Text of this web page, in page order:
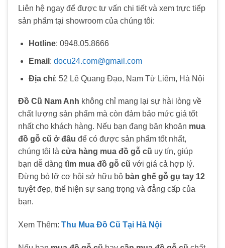
Liên hệ ngay để được tư vấn chi tiết và xem trực tiếp
sản phẩm tại showroom của chúng tôi:
Hotline: 0948.05.8666
Email : docu24.com@gmail.com
Địa chỉ: 52 Lê Quang Đạo, Nam Từ Liêm, Hà Nội
Đồ Cũ Nam Anh không chỉ mang lại sự hài lòng về
chất lượng sản phẩm mà còn đảm bảo mức giá tốt
nhất cho khách hàng. Nếu bạn đang băn khoăn mua
đồ gỗ cũ ở đâu để có được sản phẩm tốt nhất,
chúng tôi là cửa hàng mua đồ gỗ cũ uy tín, giúp
bạn dễ dàng tìm mua đồ gỗ cũ với giá cả hợp lý.
Đừng bỏ lỡ cơ hội sở hữu bộ bàn ghế gỗ gụ tay 12
tuyệt đẹp, thể hiện sự sang trọng và đẳng cấp của
bạn.
Xem Thêm: Thu Mua Đồ Cũ Tại Hà Nội